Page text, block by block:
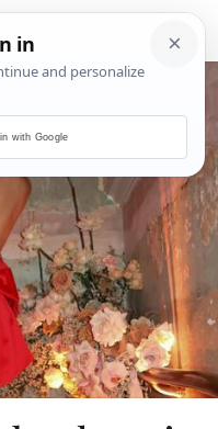
with Google